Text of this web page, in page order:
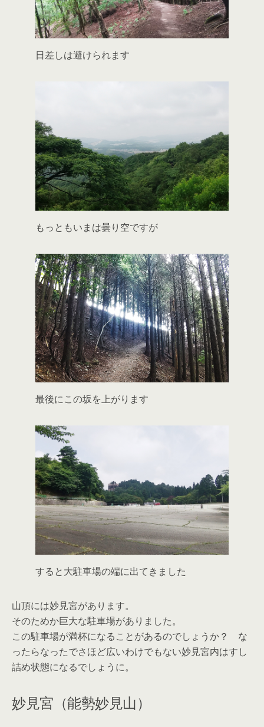
日差しは避けられます
もっともいまは曇り空ですが
最後にこの坂を上がります
すると大駐車場の端に出てきました
山頂には妙見宮があります。
そのためか巨大な駐車場がありました。
この駐車場が満杯になることがあるのでしょうか？ な
ったらなったでさほど広いわけでもない妙見宮内はすし
詰め状態になるでしょうに。
妙見宮（能勢妙見山）